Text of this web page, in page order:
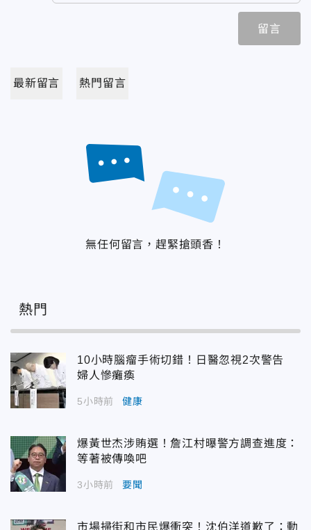
留言
最新留言 熱門留言
無任何留言，趕緊搶頭香！
熱門
10小時腦瘤手術切錯！日醫忽視2次警告
婦人慘癱瘓
5小時前 健康
爆黃世杰涉賄選！詹江村曝警方調查進度：
等著被傳喚吧
3小時前 要聞
市場掃街和市民爆衝突！沈伯洋道歉了：動